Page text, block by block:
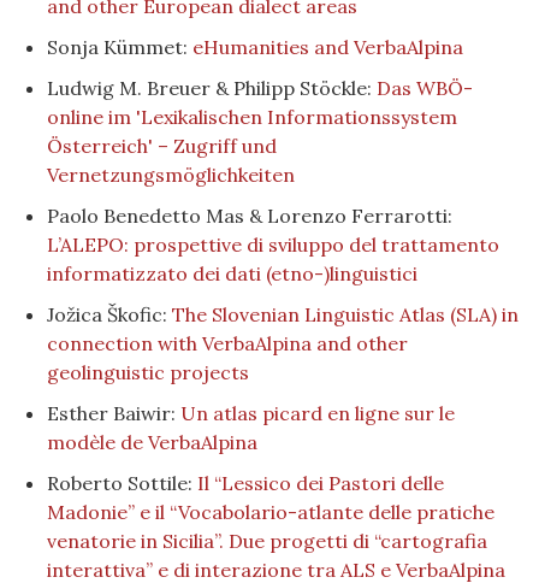
and other European dialect areas
Sonja Kümmet: eHumanities and VerbaAlpina
Ludwig M. Breuer & Philipp Stöckle: Das WBÖ-
online im 'Lexikalischen Informationssystem
Österreich' – Zugriff und
Vernetzungsmöglichkeiten
Paolo Benedetto Mas & Lorenzo Ferrarotti:
L’ALEPO: prospettive di sviluppo del trattamento
informatizzato dei dati (etno-)linguistici
Jožica Škofic: The Slovenian Linguistic Atlas (SLA) in
connection with VerbaAlpina and other
geolinguistic projects
Esther Baiwir: Un atlas picard en ligne sur le
modèle de VerbaAlpina
Roberto Sottile: Il “Lessico dei Pastori delle
Madonie” e il “Vocabolario-atlante delle pratiche
venatorie in Sicilia”. Due progetti di “cartografia
interattiva” e di interazione tra ALS e VerbaAlpina